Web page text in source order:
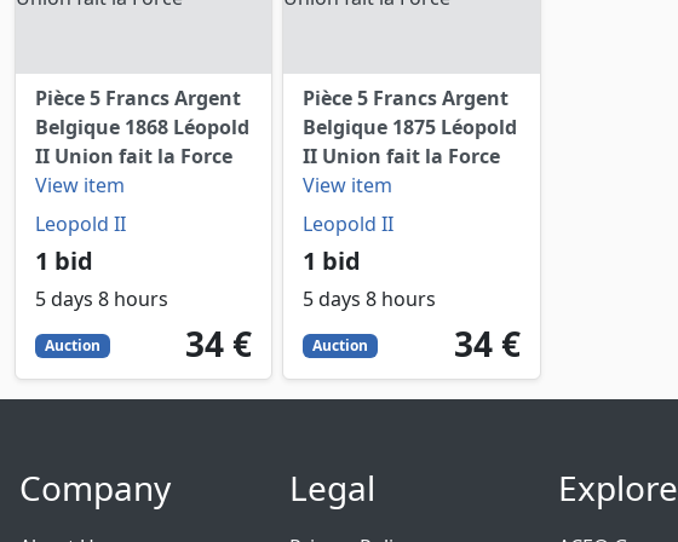
Pièce 5 Francs Argent
Belgique 1868 Léopold
II Union fait la Force
View item
Leopold II
1 bid
5 days 8 hours
Auction 34
EUR
34 €
Pièce 5 Francs Argent
Belgique 1875 Léopold
II Union fait la Force
View item
Leopold II
1 bid
5 days 8 hours
Auction 34
EUR
34 €
Company Legal Explore